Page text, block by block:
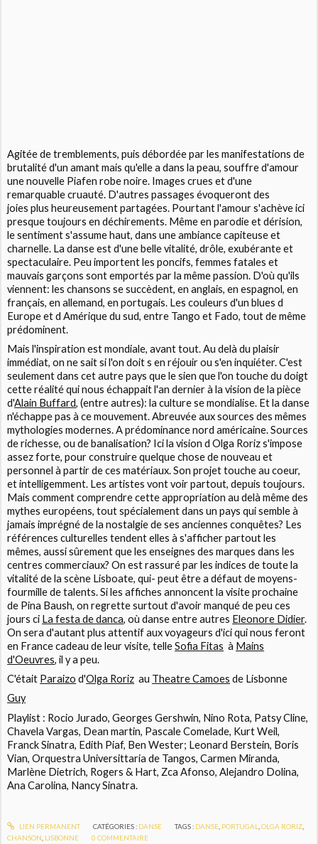
Agitée de tremblements, puis débordée par les manifestations de
brutalité d'un amant mais qu'elle a dans la peau, souffre d'amour
une nouvelle Piafen robe noire. Images crues et d'une
remarquable cruauté. D'autres passages évoqueront des
joies plus heureusement partagées. Pourtant l'amour s'achève ici
presque toujours en déchirements. Même en parodie et dérision,
le sentiment s'assume haut, dans une ambiance capiteuse et
charnelle. La danse est d'une belle vitalité, drôle, exubérante et
spectaculaire. Peu importent les poncifs, femmes fatales et
mauvais garçons sont emportés par la même passion. D'où qu'ils
viennent: les chansons se succèdent, en anglais, en espagnol, en
français, en allemand, en portugais. Les couleurs d'un blues d
Europe et d Amérique du sud, entre Tango et Fado, tout de même
prédominent.
Mais l'inspiration est mondiale, avant tout. Au delà du plaisir
immédiat, on ne sait si l'on doit s en réjouir ou s'en inquiéter. C'est
seulement dans cet autre pays que le sien que l'on touche du doigt
cette réalité qui nous échappait l'an dernier à la vision de la pièce
d'Alain Buffard, (entre autres): la culture se mondialise. Et la danse
n'échappe pas à ce mouvement. Abreuvée aux sources des mêmes
mythologies modernes. A prédominance nord américaine. Sources
de richesse, ou de banalisation? Ici la vision d Olga Roriz s'impose
assez forte, pour construire quelque chose de nouveau et
personnel à partir de ces matériaux. Son projet touche au coeur,
et intelligemment. Les artistes vont voir partout, depuis toujours.
Mais comment comprendre cette appropriation au delà même des
mythes européens, tout spécialement dans un pays qui semble à
jamais imprégné de la nostalgie de ses anciennes conquêtes? Les
références culturelles tendent elles à s'afficher partout les
mêmes, aussi sûrement que les enseignes des marques dans les
centres commerciaux? On est rassuré par les indices de toute la
vitalité de la scène Lisboate, qui- peut être a défaut de moyens-
fourmille de talents. Si les affiches annoncent la visite prochaine
de Pina Baush, on regrette surtout d'avoir manqué de peu ces
jours ci La festa de danca, où danse entre autres Eleonore Didier.
On sera d'autant plus attentif aux voyageurs d'ici qui nous feront
en France cadeau de leur visite, telleSofia Fitas à Mains
d'Oeuvres, il y a peu.
C'était Paraizo d'Olga Roriz au Theatre Camoes de Lisbonne
Guy
Playlist : Rocio Jurado, Georges Gershwin, Nino Rota, Patsy Cline,
Chavela Vargas, Dean martin, Pascale Comelade, Kurt Weil,
Franck Sinatra, Edith Piaf, Ben Wester; Leonard Berstein, Boris
Vian, Orquestra Universittaria de Tangos, Carmen Miranda,
Marlène Dietrich, Rogers & Hart, Zca Afonso, Alejandro Dolina,
Ana Carolina, Nancy Sinatra.
LIEN PERMANENT CATÉGORIES : DANSE TAGS : DANSE PORTUGAL ,OLGA RORIZ
CHANSON LISBONNE 0 COMMENTAIRE